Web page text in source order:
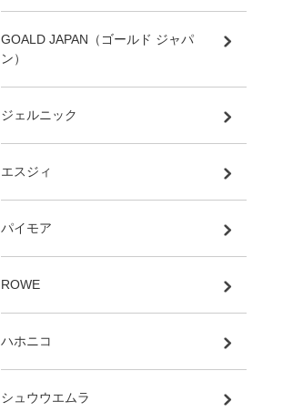
GOALD JAPAN（ゴールド ジャパ
ン）
ジェルニック
エスジィ
パイモア
ROWE
ハホニコ
シュウウエムラ